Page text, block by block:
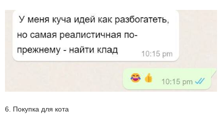
6. Покупка для кота